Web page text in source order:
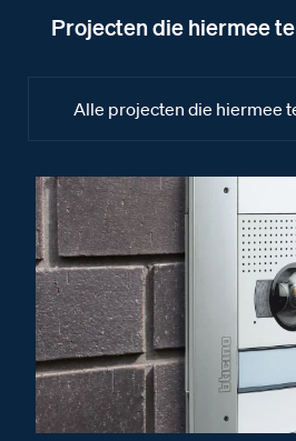
Installatiewijzer M-40 videofoon
Installatiewijzer CC Conciërge
Installatiewijzer CX-I
Installatiewijzer DZ-Rel
Installatiewijzer E-65 voeding
Afmetingen
Afmetingen van de KNOOP
Afmetingen van het DZ-Rel relais
Projecten die hiermee
Alle projecten die hiermee